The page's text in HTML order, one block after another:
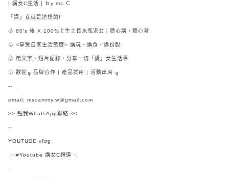
| 講女C生活 | ｂy ms.Ｃ
「講」女就是這樣的!
♧ 80′s 後 X 100%土生土長水瓶港女；隨心講，隨心寫
♤ <享受自家生活態度> 講玩、講食、講扮靚
♧ 用文字、短片記錄，分享一切「講」女生活事
♤ 歡迎╔ 品牌合作 | 產品試用 | 活動出席 ╗
--
email: mscammy.w@gmail.com
>> 點我WhatsApp聯絡 <<
--
YOᑌTᑌᗷE νℓσg
╭ #Youtube 講女C頻道 ╮
--